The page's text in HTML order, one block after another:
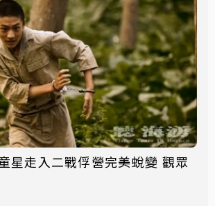
星走入二戰俘營完美蛻變 觀眾